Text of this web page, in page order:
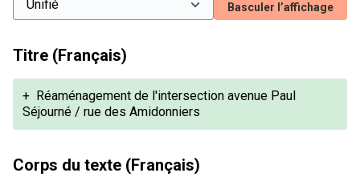
Basculer l’affichage
Titre (Français)
+ Réaménagement de l'intersection avenue Paul
Séjourné / rue des Amidonniers
Corps du texte (Français)